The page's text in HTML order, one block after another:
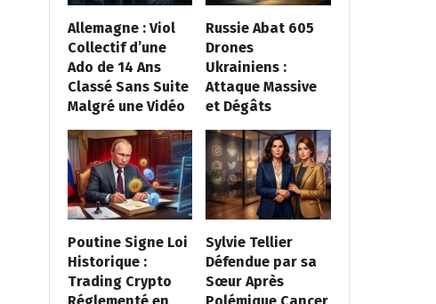
Allemagne : Viol
Collectif d’une
Ado de 14 Ans
Classé Sans Suite
Malgré une Vidéo
Russie Abat 605
Drones
Ukrainiens :
Attaque Massive
et Dégâts
Poutine Signe Loi
Historique :
Trading Crypto
Sylvie Tellier
Défendue par sa
Sœur Après